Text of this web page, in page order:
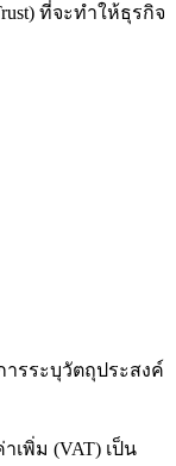
ที่จะทำให้ธุรกิจ
ารระบุวัตถุประสงค์
พิ่ม (VAT) เป็น